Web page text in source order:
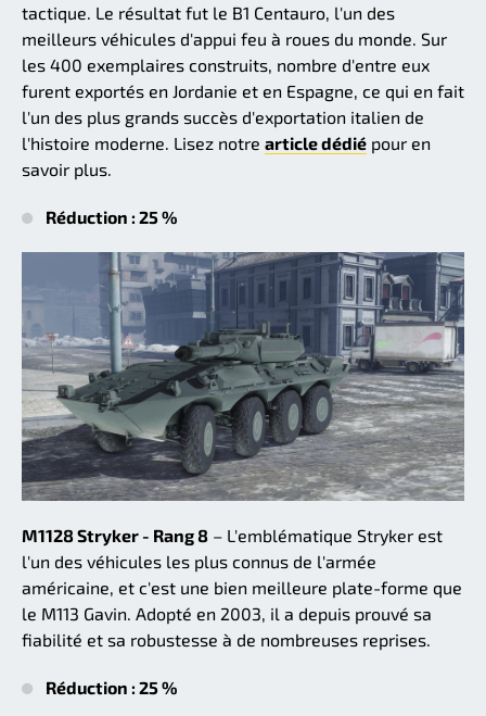
tactique. Le résultat fut le B1 Centauro, l'un des
meilleurs véhicules d'appui feu à roues du monde. Sur
les 400 exemplaires construits, nombre d'entre eux
furent exportés en Jordanie et en Espagne, ce qui en fait
l'un des plus grands succès d'exportation italien de
l'histoire moderne. Lisez notre article dédié pour en
savoir plus.
Réduction : 25 %
M1128 Stryker - Rang 8 – L'emblématique Stryker est
l'un des véhicules les plus connus de l'armée
américaine, et c'est une bien meilleure plate-forme que
le M113 Gavin. Adopté en 2003, il a depuis prouvé sa
fiabilité et sa robustesse à de nombreuses reprises.
Réduction : 25 %